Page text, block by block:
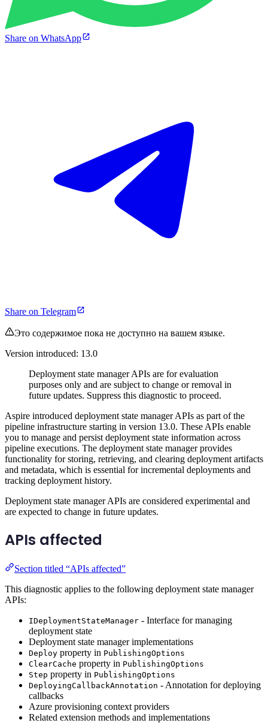
Share on WhatsApp
Share on Telegram
Это содержимое пока не доступно на вашем языке.
Version introduced: 13.0
Deployment state manager APIs are for evaluation
purposes only and are subject to change or removal in
future updates. Suppress this diagnostic to proceed.
Aspire introduced deployment state manager APIs as part of the
pipeline infrastructure starting in version 13.0. These APIs enable
you to manage and persist deployment state information across
pipeline executions. The deployment state manager provides
functionality for storing, retrieving, and clearing deployment artifacts
and metadata, which is essential for incremental deployments and
tracking deployment history.
Deployment state manager APIs are considered experimental and
are expected to change in future updates.
APIs affected
Section titled “APIs affected”
This diagnostic applies to the following deployment state manager
APIs:
IDeploymentStateManager - Interface for managing
deployment state
Deployment state manager implementations
Deploy property in PublishingOptions
ClearCache property in PublishingOptions
Step property in PublishingOptions
DeployingCallbackAnnotation - Annotation for deploying
callbacks
Azure provisioning context providers
Related extension methods and implementations